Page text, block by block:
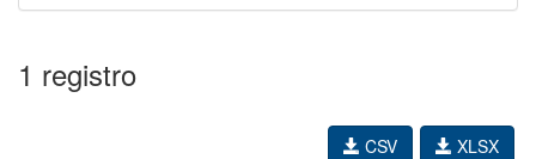
1 registro
XLSX
CSV